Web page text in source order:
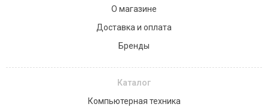
О магазине
Доставка и оплата
Бренды
Каталог
Компьютерная техника